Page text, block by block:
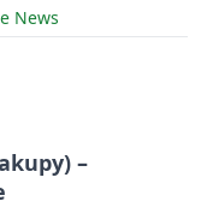
News
–